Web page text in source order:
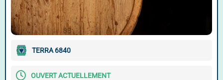
TERRA 6840
OUVERT ACTUELLEMENT